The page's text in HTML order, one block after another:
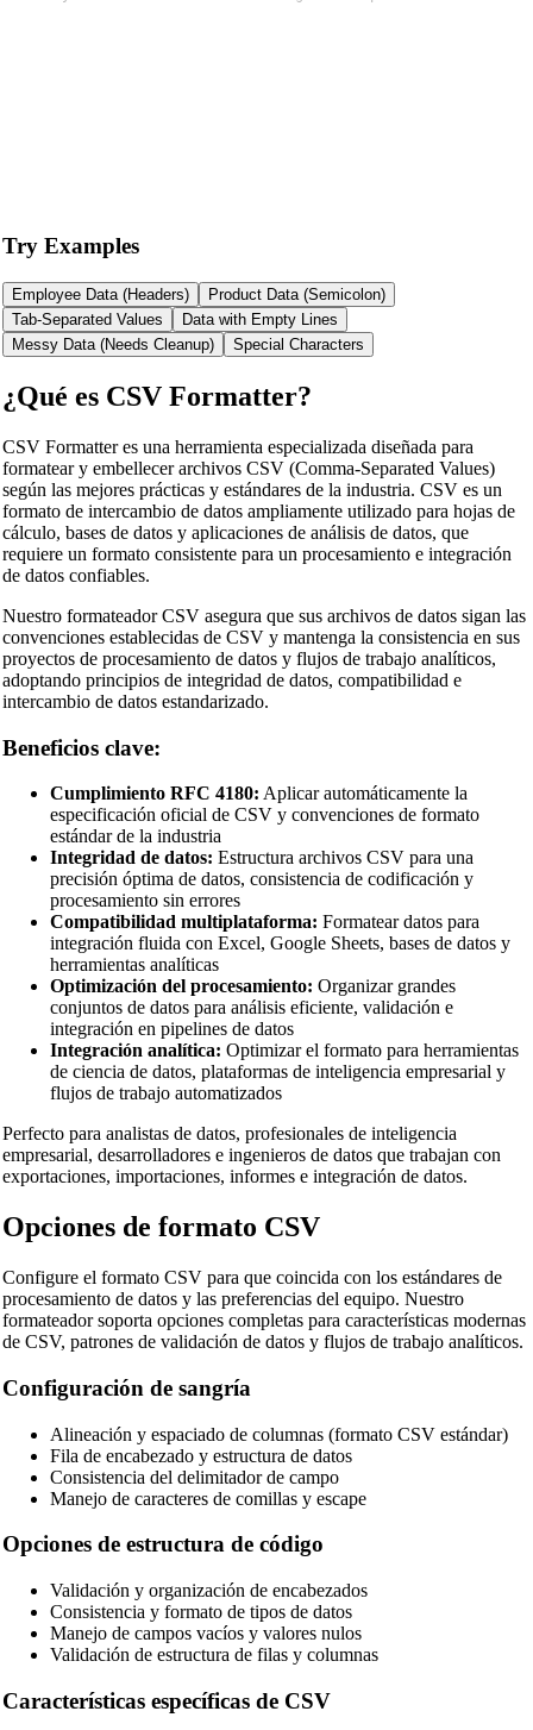
Formateadores y Embellecedores de Código
Try Examples
Employee Data (Headers)
Product Data (Semicolon)
Tab-Separated Values
Data with Empty Lines
Messy Data (Needs Cleanup)
Special Characters
¿Qué es CSV Formatter?
CSV Formatter es una herramienta especializada diseñada para
formatear y embellecer archivos CSV (Comma-Separated Values)
según las mejores prácticas y estándares de la industria. CSV es un
formato de intercambio de datos ampliamente utilizado para hojas de
cálculo, bases de datos y aplicaciones de análisis de datos, que
requiere un formato consistente para un procesamiento e integración
de datos confiables.
Nuestro formateador CSV asegura que sus archivos de datos sigan las
convenciones establecidas de CSV y mantenga la consistencia en sus
proyectos de procesamiento de datos y flujos de trabajo analíticos,
adoptando principios de integridad de datos, compatibilidad e
intercambio de datos estandarizado.
Beneficios clave:
Cumplimiento RFC 4180: Aplicar automáticamente la
especificación oficial de CSV y convenciones de formato
estándar de la industria
Integridad de datos: Estructura archivos CSV para una
precisión óptima de datos, consistencia de codificación y
procesamiento sin errores
Compatibilidad multiplataforma: Formatear datos para
integración fluida con Excel, Google Sheets, bases de datos y
herramientas analíticas
Optimización del procesamiento: Organizar grandes
conjuntos de datos para análisis eficiente, validación e
integración en pipelines de datos
Integración analítica: Optimizar el formato para herramientas
de ciencia de datos, plataformas de inteligencia empresarial y
flujos de trabajo automatizados
Perfecto para analistas de datos, profesionales de inteligencia
empresarial, desarrolladores e ingenieros de datos que trabajan con
exportaciones, importaciones, informes e integración de datos.
Opciones de formato CSV
Configure el formato CSV para que coincida con los estándares de
procesamiento de datos y las preferencias del equipo. Nuestro
formateador soporta opciones completas para características modernas
de CSV, patrones de validación de datos y flujos de trabajo analíticos.
Configuración de sangría
Alineación y espaciado de columnas (formato CSV estándar)
Fila de encabezado y estructura de datos
Consistencia del delimitador de campo
Manejo de caracteres de comillas y escape
Opciones de estructura de código
Validación y organización de encabezados
Consistencia y formato de tipos de datos
Manejo de campos vacíos y valores nulos
Validación de estructura de filas y columnas
Características específicas de CSV